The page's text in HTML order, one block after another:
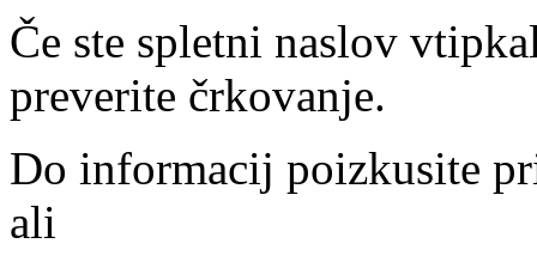
Če ste spletni naslov
preverite črkovanje.
Do informacij poizkusite
ali